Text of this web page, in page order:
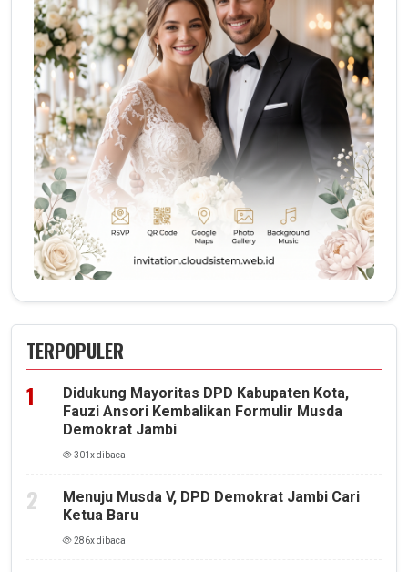
TERPOPULER
Didukung Mayoritas DPD Kabupaten Kota,
Fauzi Ansori Kembalikan Formulir Musda
Demokrat Jambi
301x dibaca
Menuju Musda V, DPD Demokrat Jambi Cari
Ketua Baru
286x dibaca